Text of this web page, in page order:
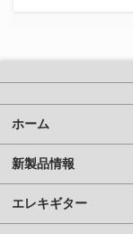
ホーム
新製品情報
エレキギター